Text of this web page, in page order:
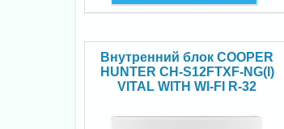
Внутренний блок COOPER
HUNTER CH-S12FTXF-NG(I)
VITAL WITH WI-FI R-32